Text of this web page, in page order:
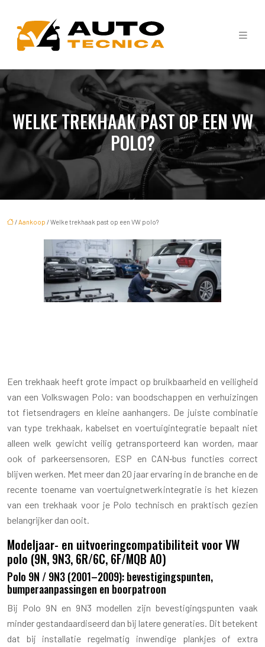
WELKE TREKHAAK PAST OP EEN VW
POLO?
/Aankoop / Welke trekhaak past op een VW polo?
Een trekhaak heeft grote impact op bruikbaarheid en veiligheid
van een Volkswagen Polo: van boodschappen en verhuizingen
tot fietsendragers en kleine aanhangers. De juiste combinatie
van type trekhaak, kabelset en voertuigintegratie bepaalt niet
alleen welk gewicht veilig getransporteerd kan worden, maar
ook of parkeersensoren, ESP en CAN‑bus functies correct
blijven werken. Met meer dan 20 jaar ervaring in de branche en de
recente toename van voertuignetwerkintegratie is het kiezen
van een trekhaak voor je Polo technisch en praktisch gezien
belangrijker dan ooit.
Modeljaar- en uitvoeringcompatibiliteit voor VW
polo (9N, 9N3, 6R/6C, 6F/MQB A0)
Polo 9N / 9N3 (2001–2009): bevestigingspunten,
bumperaanpassingen en boorpatroon
Bij Polo 9N en 9N3 modellen zijn bevestigingspunten vaak
minder gestandaardiseerd dan bij latere generaties. Dit betekent
dat bij installatie regelmatig inwendige plankjes of extra